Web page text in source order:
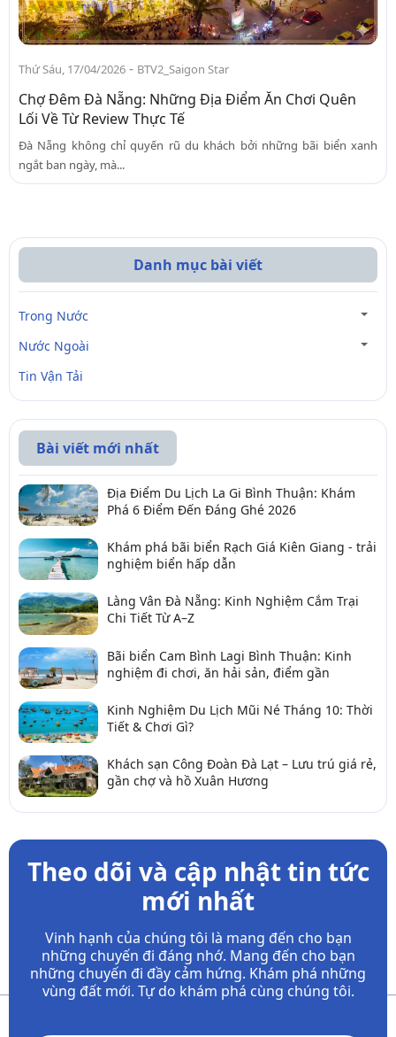
Thứ Sáu, 17/04/2026 - BTV2_Saigon Star
Chợ Đêm Đà Nẵng: Những Địa Điểm Ăn Chơi Quên
Lối Về Từ Review Thực Tế
Đà Nẵng không chỉ quyến rũ du khách bởi những bãi biển xanh
ngắt ban ngày, mà...
Danh mục bài viết
Trong Nước
Nước Ngoài
Tin Vận Tải
Bài viết mới nhất
Địa Điểm Du Lịch La Gi Bình Thuận: Khám
Phá 6 Điểm Đến Đáng Ghé 2026
Khám phá bãi biển Rạch Giá Kiên Giang - trải
nghiệm biển hấp dẫn
Làng Vân Đà Nẵng: Kinh Nghiệm Cắm Trại
Chi Tiết Từ A–Z
Bãi biển Cam Bình Lagi Bình Thuận: Kinh
nghiệm đi chơi, ăn hải sản, điểm gần
Kinh Nghiệm Du Lịch Mũi Né Tháng 10: Thời
Tiết & Chơi Gì?
Khách sạn Công Đoàn Đà Lạt – Lưu trú giá rẻ,
gần chợ và hồ Xuân Hương
Theo dõi và cập nhật tin tức
mới nhất
Vinh hạnh của chúng tôi là mang đến cho bạn
những chuyến đi đáng nhớ. Mang đến cho bạn
những chuyến đi đầy cảm hứng. Khám phá những
vùng đất mới. Tự do khám phá cùng chúng tôi.